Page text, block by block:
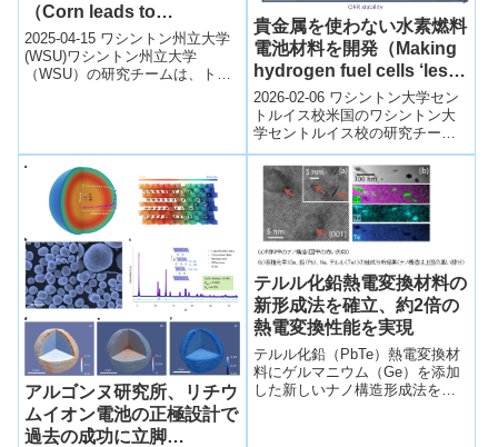
（Corn leads to
improved performance in
lithium-sulfur batteries）
2025-04-15 ワシントン州立大学
(WSU)ワシントン州立大学
（WSU）の研究チームは、トウ
貴金属を使わない水素燃料
電池材料を開発（Making
hydrogen fuel cells ‘less
precious’）
2026-02-06 ワシントン大学セン
トルイス校米国のワシントン大
学セントルイス校の研究チーム
は、水素燃料電池に不可欠な触
媒材料から、希少で高価な貴金
属への依...
アルゴンヌ研究所、リチウ
ムイオン電池の正極設計で
過去の成功に立脚
テルル化鉛熱電変換材料の
新形成法を確立、約2倍の
熱電変換性能を実現
テルル化鉛（PbTe）熱電変換材
料にゲルマニウム（Ge）を添加
した新しいナノ構造形成法を確